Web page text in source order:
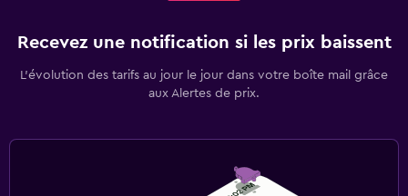
Recevez une notification si les prix baissent
L’évolution des tarifs au jour le jour dans votre boîte mail grâce
aux Alertes de prix.